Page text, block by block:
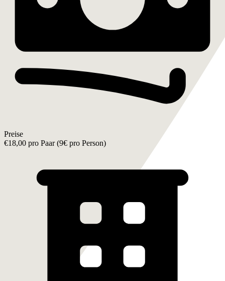
Preise
€18,00 pro Paar (9€ pro Person)